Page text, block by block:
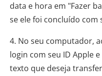
data e hora em "Fazer
se ele foi concluído com
4. No seu computador,
login com seu ID Apple
texto que deseja